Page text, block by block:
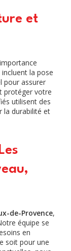
et
la pose
pour assurer
protéger votre
utilisent des
la durabilité et
de-Provence,
équipe se
en
soit pour une